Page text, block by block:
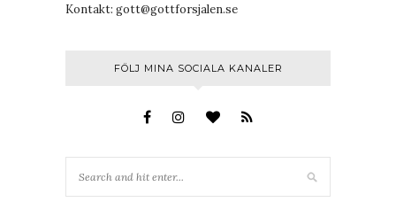
Kontakt: gott@gottforsjalen.se
FÖLJ MINA SOCIALA KANALER